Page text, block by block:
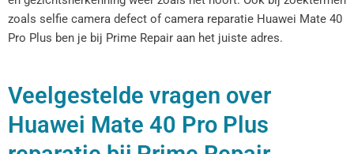
zoals selfie camera defect of camera reparatie Huawei Mate 40
Pro Plus ben je bij Prime Repair aan het juiste adres.
Veelgestelde vragen over
Huawei Mate 40 Pro Plus